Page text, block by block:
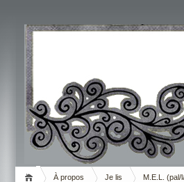
Livrement
À propos Je lis M.E.L. (pal/